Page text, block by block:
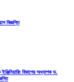
বিজ্ঞপ্তি
বিভাগের অধ্যাপক ড.